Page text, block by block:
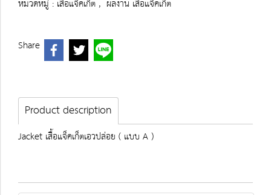
หมวดหมู่ : เสื้อแจ็คเก็ต, ผลงาน เสื้อแจ็คเก็ต
Share
Product description
Jacket เสื้อแจ็คเก็ตเอวปล่อย ( แบบ A )